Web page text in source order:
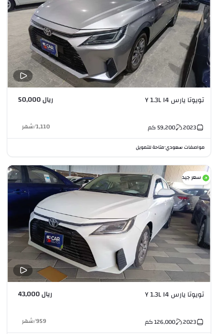
تويوتا يارس Y 1.3L I4 ريال 50,000
2023
59,200كم 1,110
/شهر
مواصفات سعودي•متاحة للتمويل
سعر جيد
تويوتا يارس Y 1.3L I4 ريال 43,000
2023
126,000كم 959
/شهر